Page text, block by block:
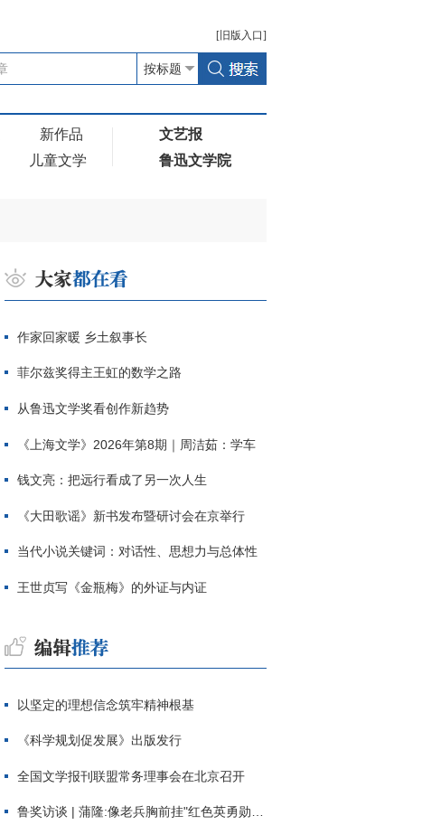
[ 旧版 入口]
新作品
儿童文学
文艺报
鲁迅文学院
作家回家暖 乡土叙事长
菲尔兹奖得主王虹的数学之路
从鲁迅文学奖看创作新趋势
《上海文学》2026年第8期｜周洁茹：学车
钱文亮：把远行看成了另一次人生
《大田歌谣》新书发布暨研讨会在京举行
当代小说关键词：对话性、思想力与总体性
王世贞写《金瓶梅》的外证与内证
以坚定的理想信念筑牢精神根基
《科学规划促发展》出版发行
全国文学报刊联盟常务理事会在北京召开
鲁奖访谈 | 蒲隆:像老兵胸前挂"红色英勇勋章"